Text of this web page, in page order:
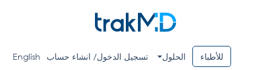
للأطباء الحلول تسجيل الدخول/ انشاء حساب English